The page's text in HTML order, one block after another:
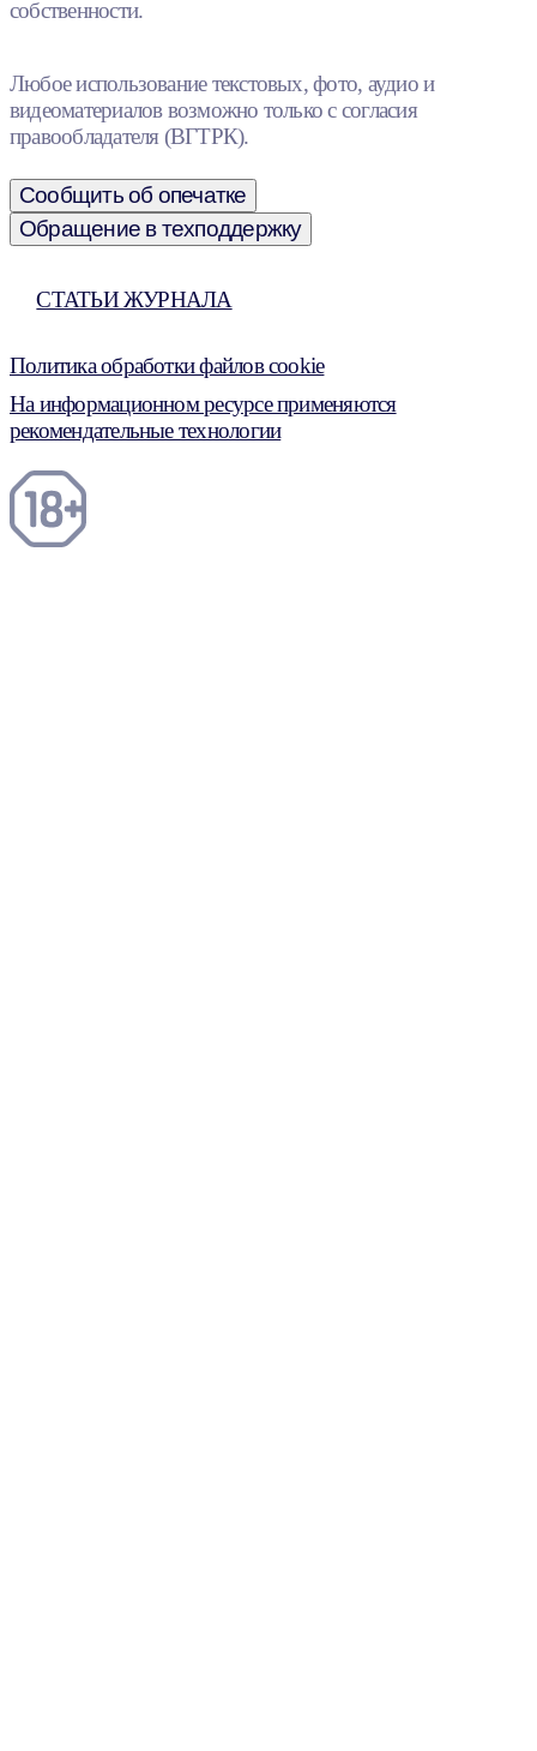
собственности.
Любое использование текстовых, фото, аудио и
видеоматериалов возможно только с согласия
правообладателя (ВГТРК).
Сообщить об опечатке
Обращение в техподдержку
СТАТЬИ ЖУРНАЛА
Политика обработки файлов cookie
На информационном ресурсе применяются
рекомендательные технологии